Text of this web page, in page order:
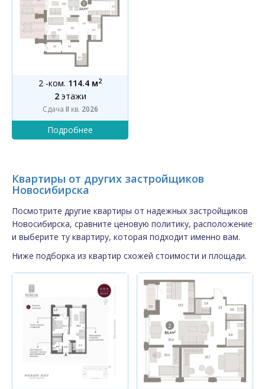
2 -ком. 114.4 м2
2этажи
Сдача II кв. 2026
Квартиры от других застройщиков
Новосибирска
Посмотрите другие квартиры от надежных застройщиков
Новосибирска, сравните ценовую политику, расположение
и выберите ту квартиру, которая подходит именно вам.
Ниже подборка из квартир схожей стоимости и площади.